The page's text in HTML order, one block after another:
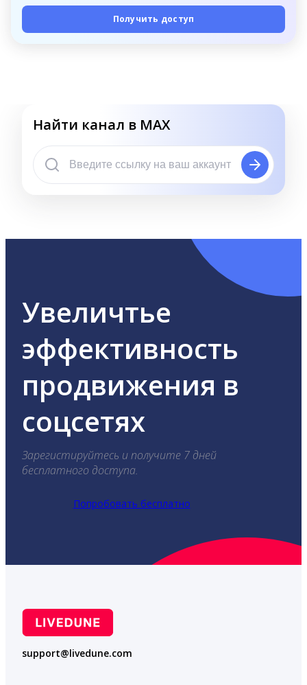
Получить доступ
Найти канал в MAX
Увеличтье
эффективность
продвижения в
соцсетях
Зарегистируйтесь и получите 7 дней
бесплатного доступа.
Попробовать бесплатно
support@livedune.com